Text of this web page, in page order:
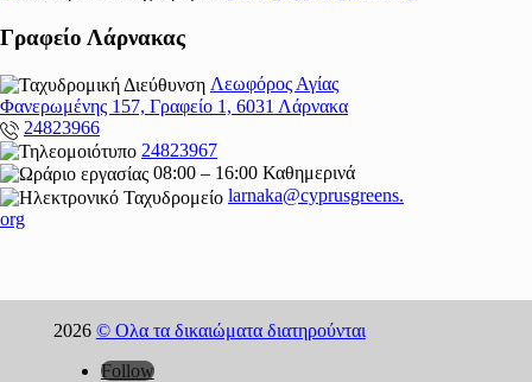
Γραφείο Λάρνακας
Λεωφόρος Αγίας
Φανερωμένης 157, Γραφείο 1, 6031 Λάρνακα
24823966
24823967
08:00 – 16:00 Καθημερινά
larnaka@cyprusgreens.
org
2026 © Ολα τα δικαιώματα διατηρούνται
Follow